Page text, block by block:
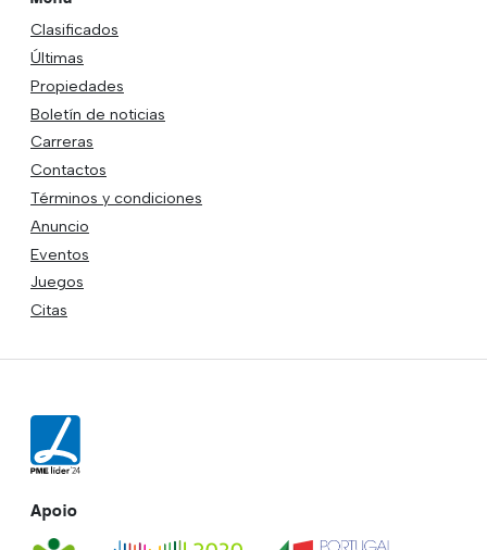
Clasificados
Últimas
Propiedades
Boletín de noticias
Carreras
Contactos
Términos y condiciones
Anuncio
Eventos
Juegos
Citas
Apoio